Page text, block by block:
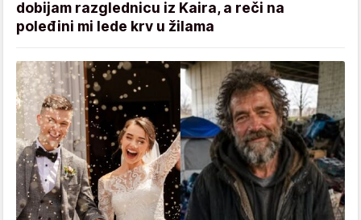
dobijam razglednicu iz Kaira, a reči na
poleđini mi lede krv u žilama